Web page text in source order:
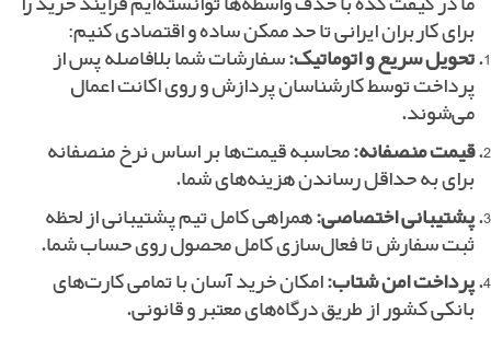
برای کاربران ایرانی تا حد ممکن ساده و اقتصادی کنیم:
تحویل سریع و اتوماتیک:سفارشات شما بلافاصله پس از
پرداخت توسط کارشناسان پردازش و روی اکانت اعمال
می‌شوند.
قیمت منصفانه:محاسبه قیمت‌ها بر اساس نرخ منصفانه
برای به حداقل رساندن هزینه‌های شما.
پشتیبانی اختصاصی:همراهی کامل تیم پشتیبانی از لحظه
ثبت سفارش تا فعال‌سازی کامل محصول روی حساب شما.
پرداخت امن شتاب:امکان خرید آسان با تمامی کارت‌های
بانکی کشور از طریق درگاه‌های معتبر و قانونی.